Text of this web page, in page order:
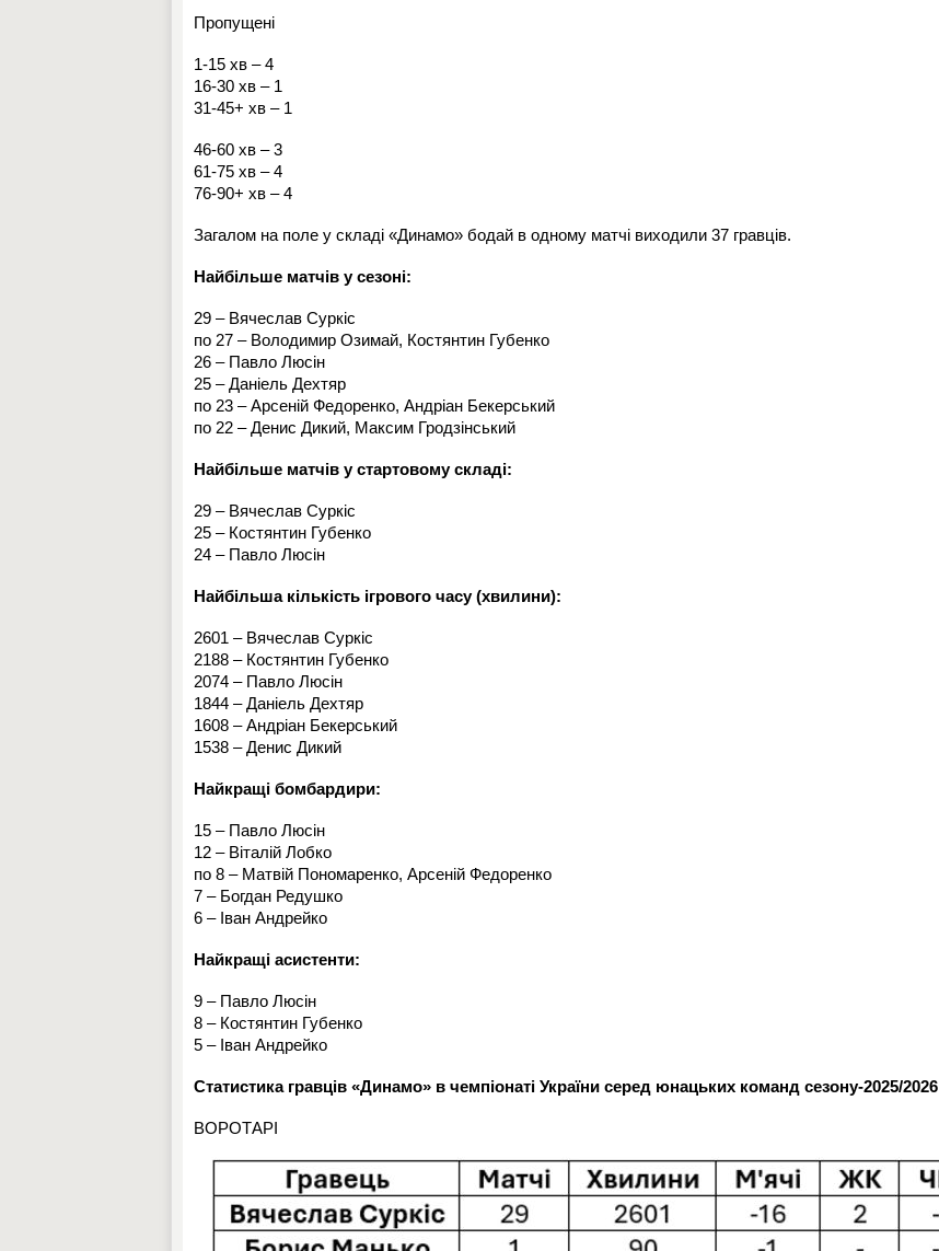
Пропущені
1-15 хв – 4
16-30 хв – 1
31-45+ хв – 1
46-60 хв – 3
61-75 хв – 4
76-90+ хв – 4
Загалом на поле у складі «Динамо» бодай в одному матчі виходили 37 гравців.
Найбільше матчів у сезоні:
29 – Вячеслав Суркіс
по 27 – Володимир Озимай, Костянтин Губенко
26 – Павло Люсін
25 – Даніель Дехтяр
по 23 – Арсеній Федоренко, Андріан Бекерський
по 22 – Денис Дикий, Максим Гродзінський
Найбільше матчів у стартовому складі:
29 – Вячеслав Суркіс
25 – Костянтин Губенко
24 – Павло Люсін
Найбільша кількість ігрового часу (хвилини):
2601 – Вячеслав Суркіс
2188 – Костянтин Губенко
2074 – Павло Люсін
1844 – Даніель Дехтяр
1608 – Андріан Бекерський
1538 – Денис Дикий
Найкращі бомбардири:
15 – Павло Люсін
12 – Віталій Лобко
по 8 – Матвій Пономаренко, Арсеній Федоренко
7 – Богдан Редушко
6 – Іван Андрейко
Найкращі асистенти:
9 – Павло Люсін
8 – Костянтин Губенко
5 – Іван Андрейко
Статистика гравців «Динамо» в чемпіонаті України серед юнацьких команд сезону-2025/2026
ВОРОТАРІ